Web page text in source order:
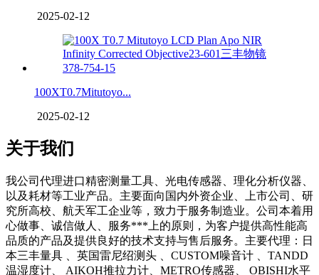
2025-02-12
100XT0.7Mitutoyo...
2025-02-12
关于我们
我公司代理进口精密测量工具、光电传感器、理化分析仪器、
以及耗材等工业产品。主要面向国内外资企业、上市公司、研
究所高校、航天军工企业等，致力于服务制造业。公司本着用
心做事、诚信做人、服务***上的原则，为客户提供高性能高
品质的产品及提供良好的技术支持与售后服务。主要代理：日
本三丰量具 、英国雷尼绍测头 、CUSTOM噪音计 、TANDD
温湿度计、 AIKOH推拉力计、METRO传感器、 OBISHI水平